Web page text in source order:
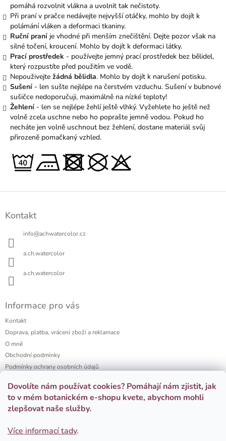
Dovolíte nám používat cookies? Pomáhají nám zjistit, jak
to v mém botanickém e-shopu kvete, abychom mohli
zlepšovat naše služby.
Více informací tady.
pomáhá rozvolnit vlákna a uvolnit tak nečistoty.
Při praní v pračce nedávejte nejvyšší otáčky, mohlo by dojít k
polámání vláken a deformaci tkaniny.
Ruční praní je vhodné při menším znečištění. Dejte pozor však na
silné točení, kroucení. Mohlo by dojít k deformaci látky.
Prací prostředek - používejte jemný prací prostředek bez bělidel,
který rozpustíte před použitím ve vodě.
Nepouživejte žádná bělidla. Mohlo by dojít k narušení potisku.
Sušení - len sušte nejlépe na čerstvém vzduchu. Sušení v bubnové
sušičce nedoporučuji, maximálně na nízké teploty!
Žehlení - len se nejlépe žehlí ještě vlhký. Vyžehlete ho ještě než
volně zcela uschne nebo ho poprašte jemně vodou. Pokud ho
necháte jen volně uschnout bez žehlení, dostane materiál svůj
přirozeně pomačkaný vzhled.
Kontakt
info@achwatercolor.cz
a.ch.watercolor
a.ch.watercolor
Informace pro vás
Kontakt
Doprava, platba, vrácení zboží a reklamace
O mně
Obchodní podmínky
Podmínky ochrany osobních údajů
Firemní dárky